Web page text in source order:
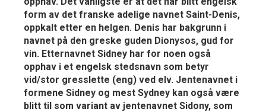
form av det franske adelige navnet Saint-Denis,
oppkalt etter en helgen. Denis har bakgrunn i
navnet på den greske guden Dionysos, gud for
vin. Etternavnet Sidney har for noen også
opphav i et engelsk stedsnavn som betyr
vid/stor gresslette (eng) ved elv. Jentenavnet i
formene Sidney og mest Sydney kan også være
blitt til som variant av jentenavnet Sidony, som